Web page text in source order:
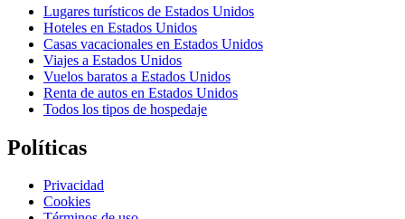
Lugares turísticos de Estados Unidos
Hoteles en Estados Unidos
Casas vacacionales en Estados Unidos
Viajes a Estados Unidos
Vuelos baratos a Estados Unidos
Renta de autos en Estados Unidos
Todos los tipos de hospedaje
Políticas
Privacidad
Cookies